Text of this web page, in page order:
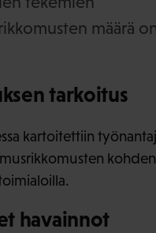
määrä
tarkoitus
kartoitettiin
havainnot